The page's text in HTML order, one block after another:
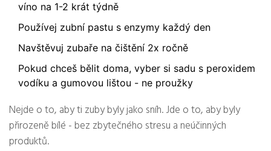
víno na 1-2 krát týdně
Používej zubní pastu s enzymy každý den
Navštěvuj zubaře na čištění 2x ročně
Pokud chceš bělit doma, vyber si sadu s peroxidem
vodíku a gumovou lištou - ne proužky
Nejde o to, aby ti zuby byly jako sníh. Jde o to, aby byly
přirozeně bílé - bez zbytečného stresu a neúčinných
produktů.